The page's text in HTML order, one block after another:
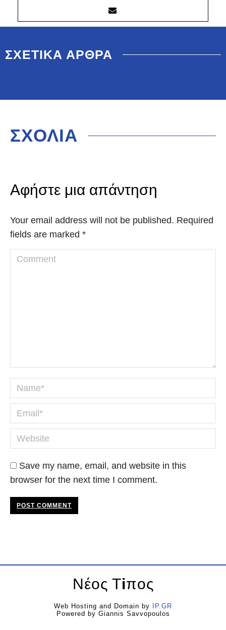
ΣΧΕΤΙΚΑ ΑΡΘΡΑ
ΣΧΟΛΙΑ
Αφήστε μια απάντηση
Your email address will not be published. Required
fields are marked *
Comment
Name *
Email *
Website
Save my name, email, and website in this
browser for the next time I comment.
POST COMMENT
Νέος Τiπος
Web Hosting and Domain by
IP.GR
Powered by Giannis Savvopoulos